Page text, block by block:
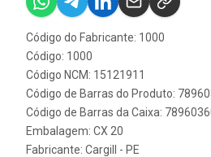
Código do Fabricante: 1000
Código: 1000
Código NCM: 15121911
Código de Barras do Produto:
Código de Barras da Caixa:
Embalagem: CX 20
Fabricante: Cargill - PE